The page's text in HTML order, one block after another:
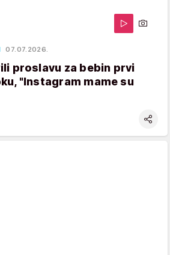
07.07.2026.
proslavu za bebin prvi
"Instagram mame su